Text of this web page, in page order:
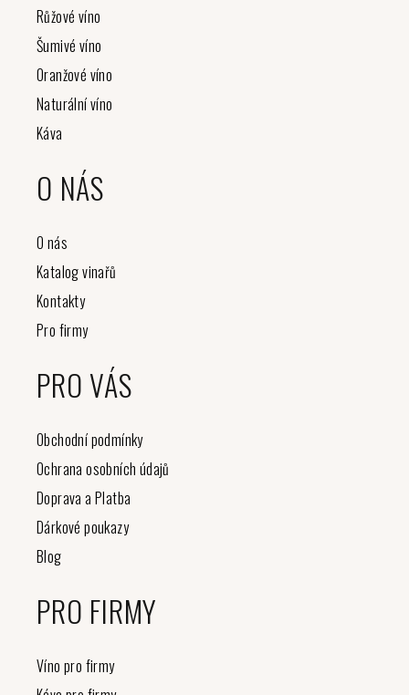
Růžové víno
Šumivé víno
Oranžové víno
Naturální víno
Káva
O NÁS
O nás
Katalog vinařů
Kontakty
Pro firmy
PRO VÁS
Obchodní podmínky
Ochrana osobních údajů
Doprava a Platba
Dárkové poukazy
Blog
PRO FIRMY
Víno pro firmy